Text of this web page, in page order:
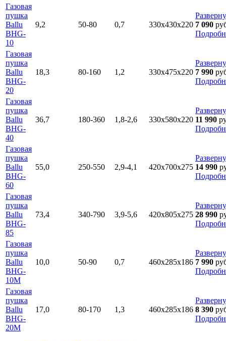
Газовая
пушка
Ballu
BHG-
10
9,2 50-80 0,7 330х430х220 7 090
Газовая
пушка
Ballu
BHG-
20
18,3 80-160 1,2 330х475х220 7 990
Газовая
пушка
Ballu
BHG-
40
36,7 180-360 1,8-2,6 330х580х220 11 990
Газовая
пушка
Ballu
BHG-
60
55,0 250-550 2,9-4,1 420х700х275 14 990
Газовая
пушка
Ballu
BHG-
85
73,4 340-790 3,9-5,6 420х805х275 28 990
Газовая
пушка
Ballu
BHG-
10M
10,0 50-90 0,7 460х285х186 7 990
Газовая
пушка
Ballu
BHG-
20M
17,0 80-170 1,3 460х285х186 8 390